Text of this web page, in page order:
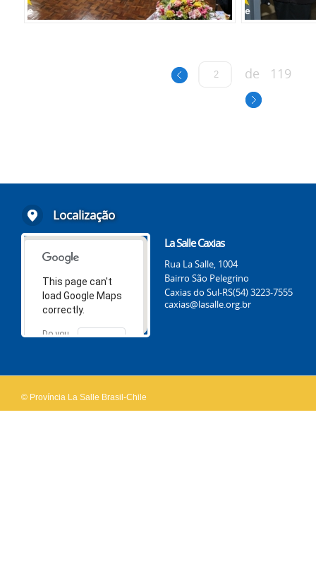
de 119
Localização
This page can't
load Google Maps
correctly.
Do you
OK
La Salle Caxias
Rua La Salle, 1004
Bairro São Pelegrino
Caxias do Sul-RS(54) 3223-7555
caxias@lasalle.org.br
© Província La Salle Brasil-Chile